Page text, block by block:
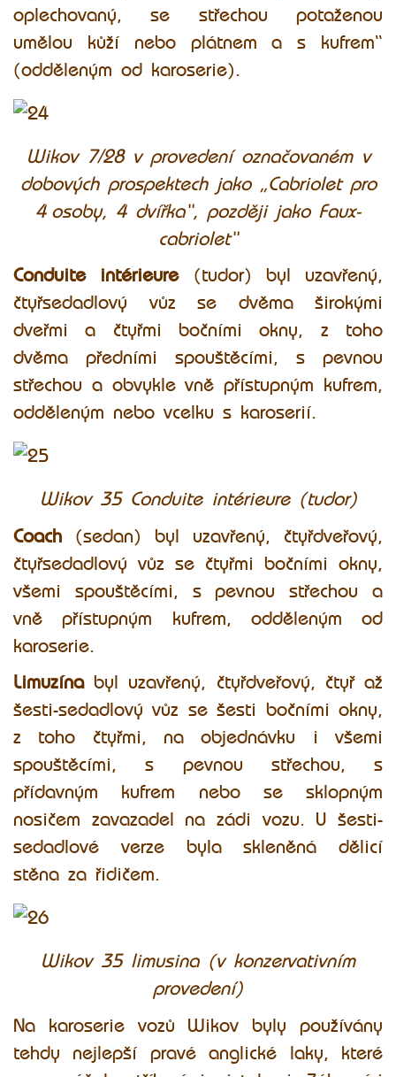
oplechovaný, se střechou potaženou
umělou kůží nebo plátnem a s kufrem“
(odděleným od karoserie).
Wikov 7/28 v provedení označovaném v
dobových prospektech jako „Cabriolet pro
4 osoby, 4 dvířka“, později jako Faux-
cabriolet“
Conduite intérieure(tudor) byl uzavřený,
čtyřsedadlový vůz se dvěma širokými
dveřmi a čtyřmi bočními okny, z toho
dvěma předními spouštěcími, s pevnou
střechou a obvykle vně přístupným kufrem,
odděleným nebo vcelku s karoserií.
Wikov 35 Conduite intérieure (tudor)
Coach (sedan) byl uzavřený, čtyřdveřový,
čtyřsedadlový vůz se čtyřmi bočními okny,
všemi spouštěcími, s pevnou střechou a
vně přístupným kufrem, odděleným od
karoserie.
Limuzínabyl uzavřený, čtyřdveřový, čtyř až
šesti-sedadlový vůz se šesti bočními okny,
z toho čtyřmi, na objednávku i všemi
spouštěcími, s pevnou střechou, s
přídavným kufrem nebo se sklopným
nosičem zavazadel na zádi vozu. U šesti-
sedadlové verze byla skleněná dělicí
stěna za řidičem.
Wikov 35 limusina (v konzervativním
provedení)
Na karoserie vozů Wikov byly používány
tehdy nejlepší pravé anglické laky, které